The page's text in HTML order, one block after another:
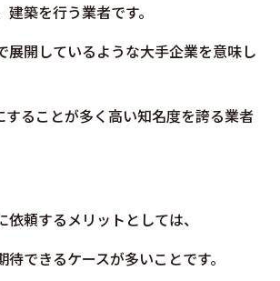
築を行う業者です。
展開しているような大手企業を意味し
することが多く高い知名度を誇る業者
頼するメリットとしては、
できるケースが多いことです。